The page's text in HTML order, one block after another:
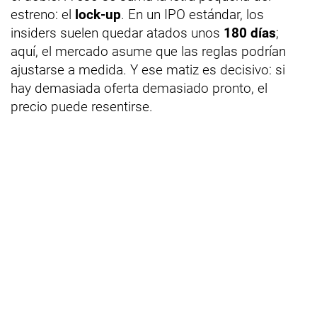
estreno: el lock-up. En un IPO estándar, los
insiders suelen quedar atados unos 180 días;
aquí, el mercado asume que las reglas podrían
ajustarse a medida. Y ese matiz es decisivo: si
hay demasiada oferta demasiado pronto, el
precio puede resentirse.